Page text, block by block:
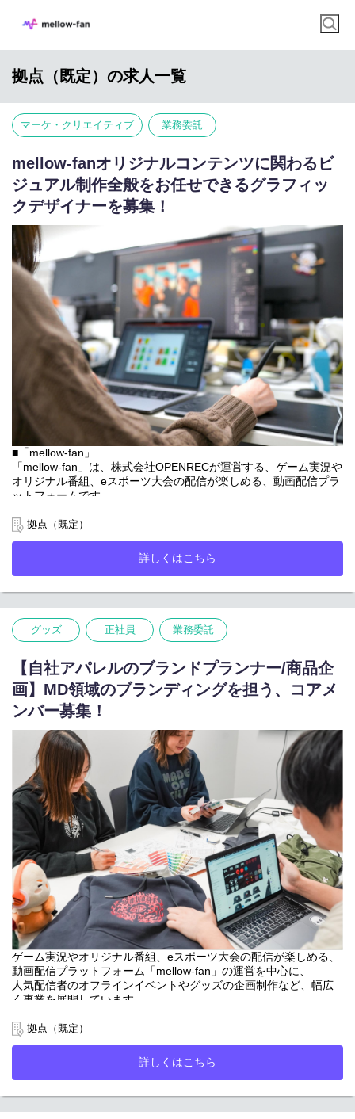
拠点（既定）の求人一覧
マーケ・クリエイティブ 業務委託
mellow-fanオリジナルコンテンツに関わるビ
ジュアル制作全般をお任せできるグラフィッ
クデザイナーを募集！
■「mellow-fan」
「mellow-fan」は、株式会社OPENRECが運営する、ゲーム実況や
オリジナル番組、eスポーツ大会の配信が楽しめる、動画配信プラ
ットフォームです。
多くの配信者によるライブ配信の他、国内最大級のeスポーツスタ
ジオを完備しハイクオリティなオリジナル番組や大会の配信も行
高画質・低遅延なライブ配信システムが評価されサービス成長を
続けており、最近ではゲームやeスポーツに関わらず、ペイパービ
ュー機能による多くのオンラインイベントや、サブスクチャンネ
ルなど、総合的な動画配信プラットフォームとして成長を続けて
います。
ーやキービジュアルなどを作成いただけるデザイナーを募集しま
す。
議論を交わしながら一緒に作り上げていくことに喜びを感じる方
には、非常にやりがいのある環境です。
【業務内容】
■イベントバナー、番組や興行イベントのキービジュアル、スタン
プなどの制作を含むmellow-fanサイト内のクリエイティブ制作
・mellow-fan内人気配信者や番組.イベントのコンテンツ制作に携
わることが可能です。
・番組ディレクターなど多くの方と関わりながら業務にあたって
いただきます。
・社長直下で、ブランディングデザインにも携わっていただくこ
ともございます。
拠点（既定）
詳しくはこちら
グッズ 正社員 業務委託
【自社アパレルのブランドプランナー/商品企
画】MD領域のブランディングを担う、コアメ
ンバー募集！
ゲーム実況やオリジナル番組、eスポーツ大会の配信が楽しめる、
動画配信プラットフォーム「mellow-fan」の運営を中心に、
人気配信者のオフラインイベントやグッズの企画制作など、幅広
く事業を展開しています。
よりシナジーが期待できるDONUTSグループに参画。
「ストリーマーの輝く世界を創り続ける」というカンパニーミッ
ションの下、ゲーム配信者がより活躍できる場や、仲間が集うコ
ミュニティを形成し、
ゲームを通じて人の人生を豊かにする、エンパワーメントできる
世界を目指しています。
拠点（既定）
詳しくはこちら